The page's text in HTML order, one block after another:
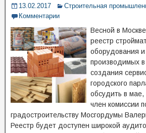
13.02.2017
Строительная
Комментарии
Весной в
реестр
оборудования
производимых
создания
городского
обсудить в мае,
член комиссии
градостроительству Мосгордумы
Реестр будет доступен широкой